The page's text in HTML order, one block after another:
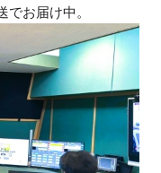
お届け中。